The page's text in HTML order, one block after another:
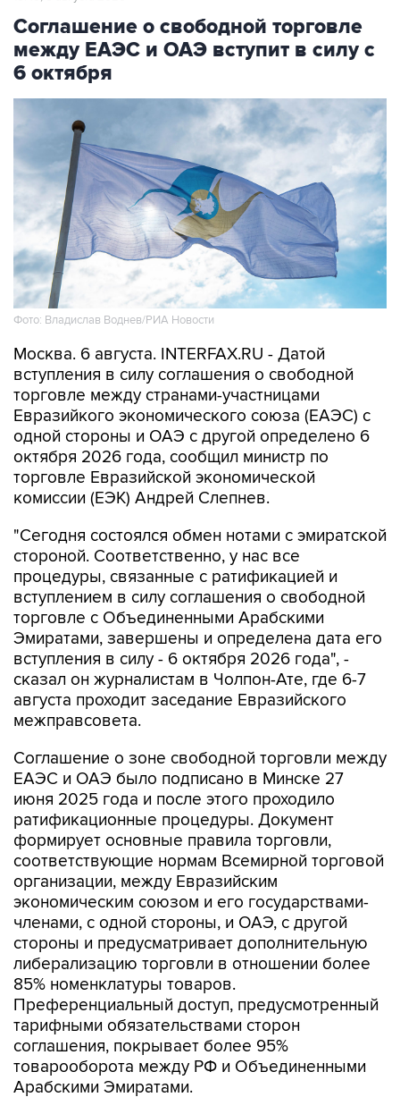
Соглашение о свободной торговле
между ЕАЭС и ОАЭ вступит в силу с
6 октября
Фото: Владислав Воднев/РИА Новости
Москва. 6 августа. INTERFAX.RU - Датой
вступления в силу соглашения о свободной
торговле между странами-участницами
Евразийкого экономического союза (ЕАЭС) с
одной стороны и ОАЭ с другой определено 6
октября 2026 года, сообщил министр по
торговле Евразийской экономической
комиссии (ЕЭК) Андрей Слепнев.
"Сегодня состоялся обмен нотами с эмиратской
стороной. Соответственно, у нас все
процедуры, связанные с ратификацией и
вступлением в силу соглашения о свободной
торговле с Объединенными Арабскими
Эмиратами, завершены и определена дата его
вступления в силу - 6 октября 2026 года", -
сказал он журналистам в Чолпон-Ате, где 6-7
августа проходит заседание Евразийского
межправсовета.
Соглашение о зоне свободной торговли между
ЕАЭС и ОАЭ было подписано в Минске 27
июня 2025 года и после этого проходило
ратификационные процедуры. Документ
формирует основные правила торговли,
соответствующие нормам Всемирной торговой
организации, между Евразийским
экономическим союзом и его государствами-
членами, с одной стороны, и ОАЭ, с другой
стороны и предусматривает дополнительную
либерализацию торговли в отношении более
85% номенклатуры товаров.
Преференциальный доступ, предусмотренный
тарифными обязательствами сторон
соглашения, покрывает более 95%
товарооборота между РФ и Объединенными
Арабскими Эмиратами.